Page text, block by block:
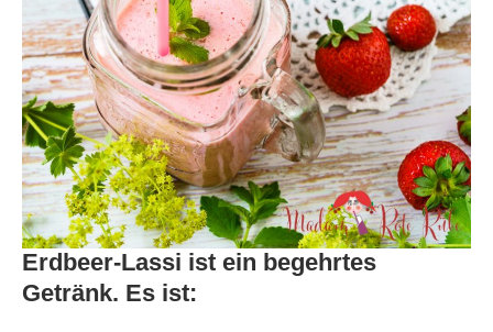
Erdbeer-Lassi ist ein begehrtes
Getränk. Es ist: